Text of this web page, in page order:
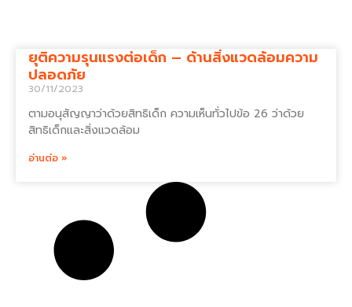
ยุติความรุนแรงต่อเด็ก – ด้านสิ่งแวดล้อมความ
ปลอดภัย
30/11/2023
ตามอนุสัญญาว่าด้วยสิทธิเด็ก ความเห็นทั่วไปข้อ 26 ว่าด้วย
สิทธิเด็กและสิ่งแวดล้อม
อ่านต่อ »